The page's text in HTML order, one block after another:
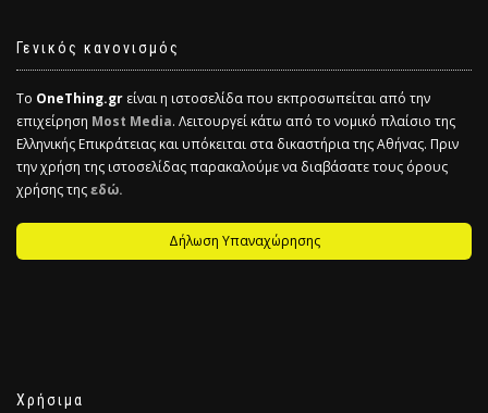
Γενικός κανονισμός
Το OneThing.gr είναι η ιστοσελίδα που εκπροσωπείται από την
επιχείρηση Most Media. Λειτουργεί κάτω από το νομικό πλαίσιο της
Ελληνικής Επικράτειας και υπόκειται στα δικαστήρια της Αθήνας. Πριν
την χρήση της ιστοσελίδας παρακαλούμε να διαβάσατε τους όρους
χρήσης τηςεδώ.
Δήλωση Υπαναχώρησης
Χρήσιμα